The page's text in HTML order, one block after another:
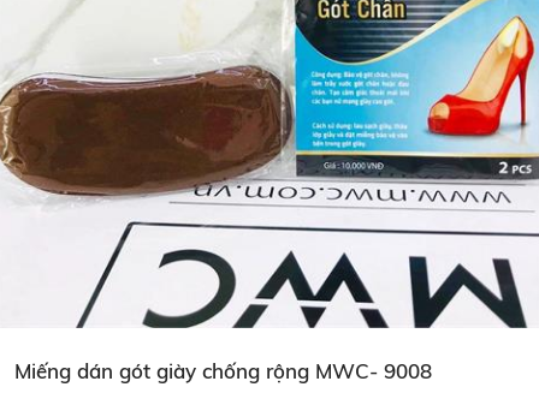
Miếng dán gót giày chống rộng MWC- 9008